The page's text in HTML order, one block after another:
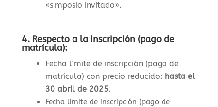
«simposio invitado».
4. Respecto a la inscripción (pago de
matrícula):
Fecha límite de inscripción (pago de
matrícula) con precio reducido: hasta el
30 abril de 2025.
Fecha límite de inscripción (pago de